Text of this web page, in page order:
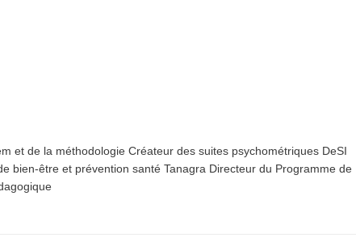
et de la méthodologie Créateur des suites psychométriques DeSI
bien-être et prévention santé Tanagra Directeur du Programme de